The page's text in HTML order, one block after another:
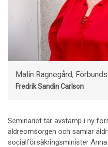
Malin Ragnegård,
Fredrik Sandin Carlson
Seminariet tar avstamp i ny
äldreomsorgen och samlar
socialförsäkringsminister Anna